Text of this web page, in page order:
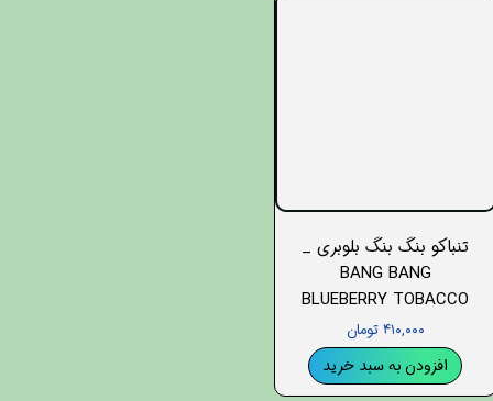
تنباکو بنگ بنگ بلوبری _
BANG BANG
BLUEBERRY TOBACCO
۴۱۰,۰۰۰ تومان
افزودن به سبد خرید